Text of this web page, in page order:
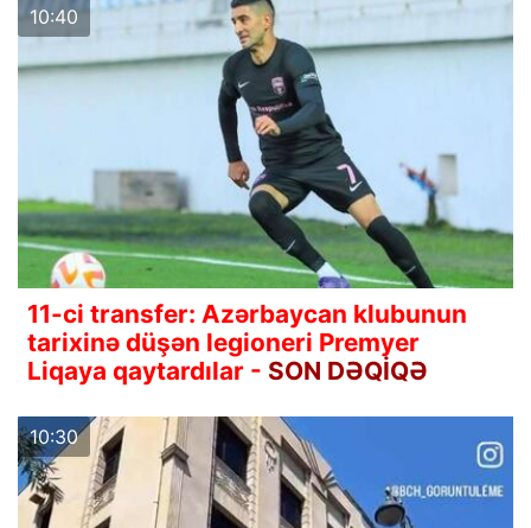
10:40
11-ci transfer: Azərbaycan klubunun
tarixinə düşən legioneri Premyer
Liqaya qaytardılar - SON DƏQİQƏ
10:30